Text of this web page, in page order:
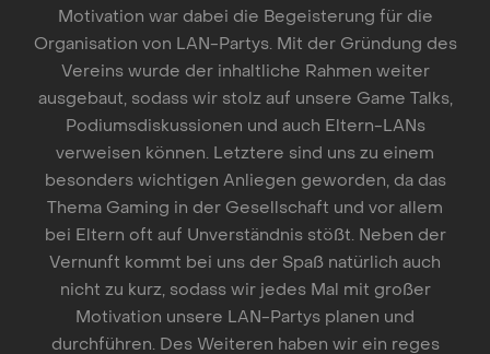
Motivation war dabei die Begeisterung für die
Organisation von LAN-Partys. Mit der Gründung des
Vereins wurde der inhaltliche Rahmen weiter
ausgebaut, sodass wir stolz auf unsere Game Talks,
Podiumsdiskussionen und auch Eltern-LANs
verweisen können. Letztere sind uns zu einem
besonders wichtigen Anliegen geworden, da das
Thema Gaming in der Gesellschaft und vor allem
bei Eltern oft auf Unverständnis stößt. Neben der
Vernunft kommt bei uns der Spaß natürlich auch
nicht zu kurz, sodass wir jedes Mal mit großer
Motivation unsere LAN-Partys planen und
durchführen. Des Weiteren haben wir ein reges